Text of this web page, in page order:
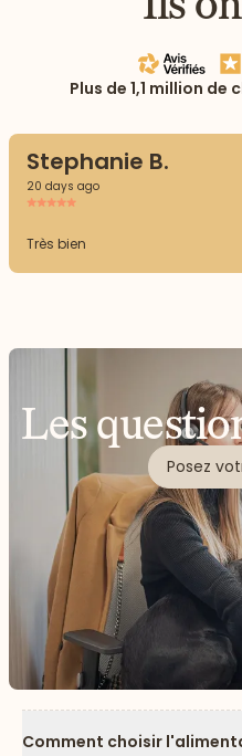
Plus de 1,1 million
Stephanie B.
20 days ago
Très bien
Les
Posez
Comment choisir